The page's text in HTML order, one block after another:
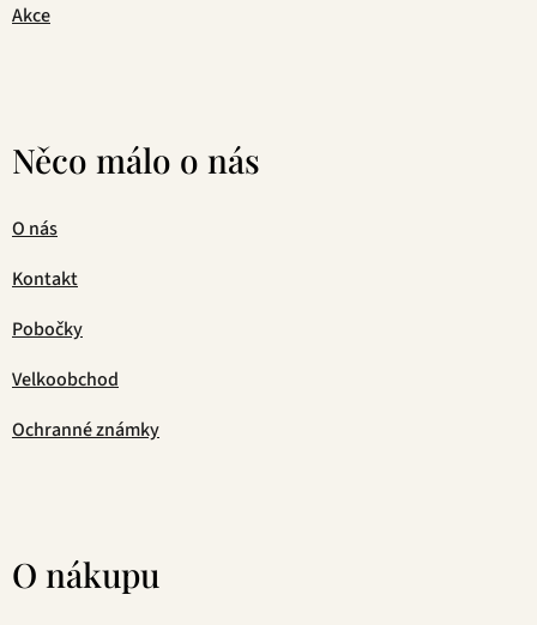
Akce
Něco málo o nás
O nás
Kontakt
Pobočky
Velkoobchod
Ochranné známky
O nákupu